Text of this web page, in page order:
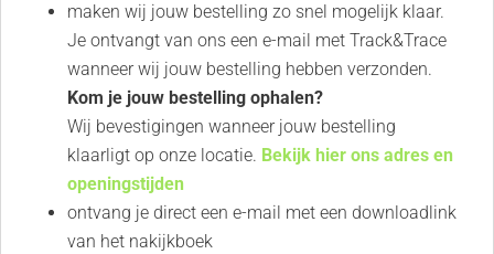
maken wij jouw bestelling zo snel mogelijk klaar.
Je ontvangt van ons een e-mail met Track&Trace
wanneer wij jouw bestelling hebben verzonden.
Kom je jouw bestelling ophalen?
Wij bevestigingen wanneer jouw bestelling
klaarligt op onze locatie. Bekijk hier ons adres en
openingstijden
ontvang je direct een e-mail met een downloadlink
van het nakijkboek